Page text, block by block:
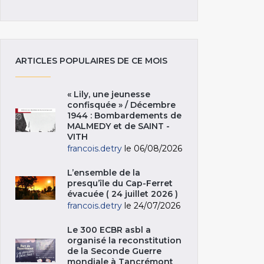
ARTICLES POPULAIRES DE CE MOIS
« Lily, une jeunesse
confisquée » / Décembre
1944 : Bombardements de
MALMEDY et de SAINT -
VITH
francois.detry le 06/08/2026
L’ensemble de la
presqu’île du Cap-Ferret
évacuée ( 24 juillet 2026 )
francois.detry le 24/07/2026
Le 300 ECBR asbl a
organisé la reconstitution
de la Seconde Guerre
mondiale à Tancrémont